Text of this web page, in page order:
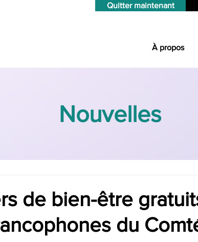
Quitter maintenant
À propos
Nouvelles
de bien-être
du